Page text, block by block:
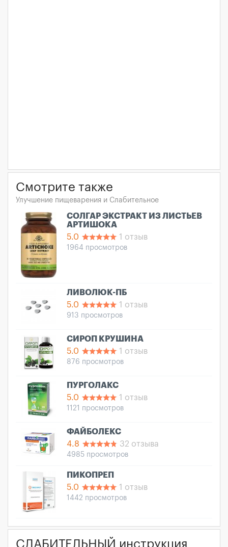
Смотрите также
Улучшение пищеварения и Слабительное
СОЛГАР ЭКСТРАКТ ИЗ ЛИСТЬЕВ
АРТИШОКА
5.0
1 отзыв
1964 просмотров
ЛИВОЛЮК-ПБ
5.0
1 отзыв
913 просмотров
СИРОП КРУШИНА
5.0
1 отзыв
876 просмотров
ПУРГОЛАКС
5.0
1 отзыв
1121 просмотров
ФАЙБОЛЕКС
4.8
32 отзыва
4985 просмотров
ПИКОПРЕП
5.0
1 отзыв
1442 просмотров
СЛАБИТЕЛЬНЫЙ инструкция